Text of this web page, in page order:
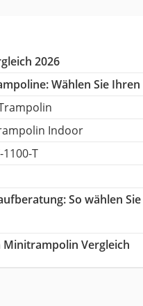
2026
Wählen Sie
Indoor
T
: So wählen
Vergleich